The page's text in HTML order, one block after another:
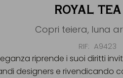
ROYAL TEA
Copri teiera, luna
RIF A9423
riprende i suoi diritti
designers e rivendicando